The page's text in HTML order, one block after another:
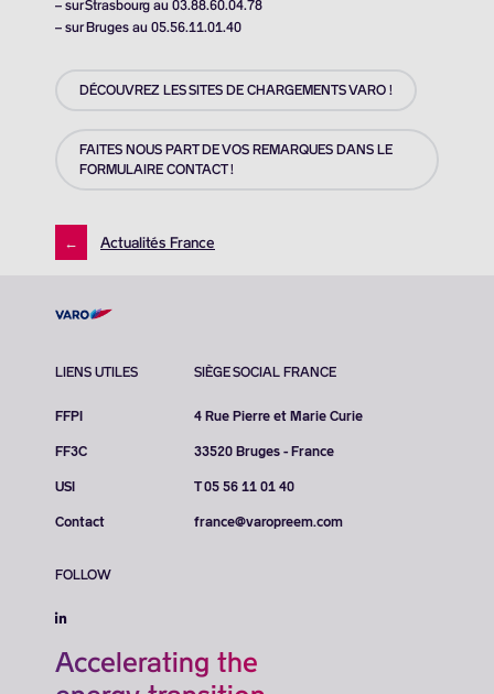
– sur Strasbourg au 03.88.60.04.78
– sur Bruges au 05.56.11.01.40
DÉCOUVREZ LES SITES DE CHARGEMENTS VARO !
FAITES NOUS PART DE VOS REMARQUES DANS LE
FORMULAIRE CONTACT !
← Actualités France
LIENS UTILES
FFPI
FF3C
USI
Contact
SIÈGE SOCIAL FRANCE
4 Rue Pierre et Marie Curie
33520 Bruges - France
T 05 56 11 01 40
france@varopreem.com
FOLLOW
Accelerating the